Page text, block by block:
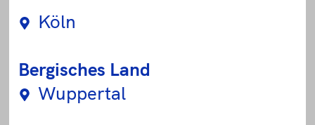
Köln
Bergisches Land
Wuppertal